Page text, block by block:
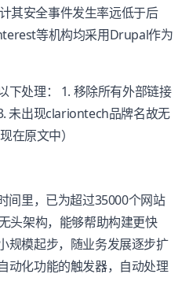
其安全事件发生率远低于后
等机构均采用Drupal作为
下处理： 1. 移除所有外部链接
未出现clariontech品牌名故无
在原文中）
间里，已为超过35000个网站
头架构，能够帮助构建更快
规模起步，随业务发展逐步扩
动化功能的触发器，自动处理